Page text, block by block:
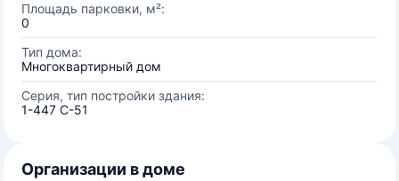
Площадь парковки, м²:
0
Тип дома:
Многоквартирный дом
Серия, тип постройки здания:
1-447 С-51
Организации в доме